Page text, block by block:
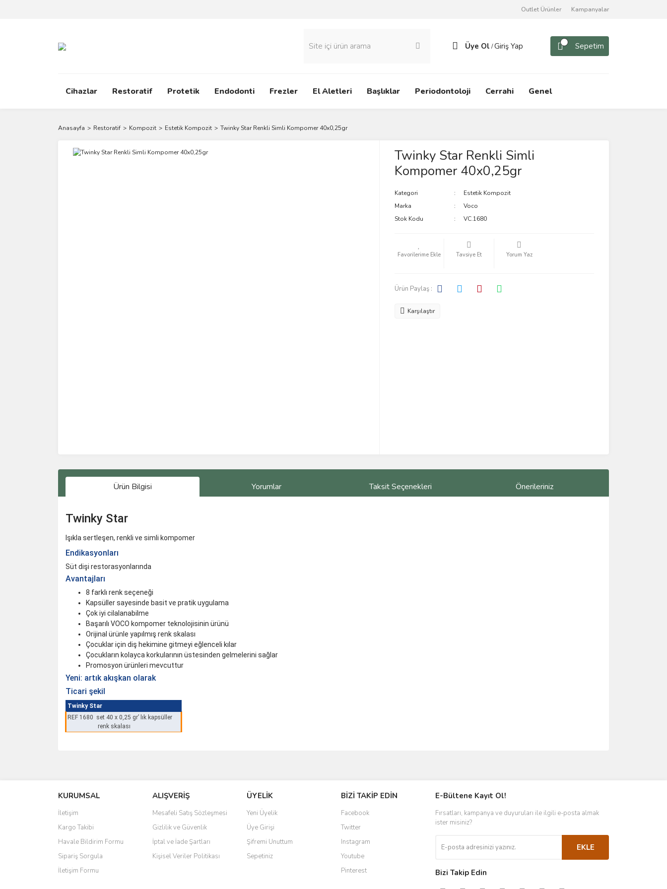
Outlet Ürünler Kampanyalar
Üye Ol /Giriş Yap Sepetim
Cihazlar Restoratif Protetik Endodonti Frezler El Aletleri Başlıklar Periodontoloji Cerrahi Genel
Anasayfa Restoratif Kompozit Estetik Kompozit Twinky Star Renkli Simli Kompomer 40x0,25gr
Twinky Star Renkli Simli
Kompomer 40x0,25gr
Kategori
Estetik Kompozit
Marka
Voco
Stok Kodu
VC.1680
Tavsiye Et Yorum Yaz
Ürün Paylaş :
Karşılaştır
Ürün Bilgisi Yorumlar Taksit Seçenekleri Önerileriniz
Twinky Star
Işıkla sertleşen, renkli ve simli kompomer
Endikasyonları
Süt dişi restorasyonlarında
Avantajları
8 farklı renk seçeneği
Kapsüller sayesinde basit ve pratik uygulama
Çok iyi cilalanabilme
Başarılı VOCO kompomer teknolojisinin ürünü
Orijinal ürünle yapılmış renk skalası
Çocuklar için diş hekimine gitmeyi eğlenceli kılar
Çocukların kolayca korkularının üstesinden gelmelerini sağlar
Promosyon ürünleri mevcuttur
Yeni: artık akışkan olarak
Ticari şekil
Twinky Star
REF 1680 set 40 x 0,25 gr’ lık kapsüller
renk skalası
Ürün resmi kalitesiz, bozuk veya görüntülenemiyor.
Ürün açıklamasında eksik bilgiler bulunuyor.
Ürün bilgilerinde hatalar bulunuyor.
Ürün fiyatı diğer sitelerden daha pahalı.
Bu ürüne benzer farklı alternatifler olmalı.
KURUMSAL
İletişim
Kargo Takibi
Havale Bildirim Formu
Sipariş Sorgula
İletişim Formu
ALIŞVERİŞ
Mesafeli Satış Sözleşmesi
Gizlilik ve Güvenlik
İptal ve İade Şartları
Kişisel Veriler Politikası
ÜYELİK
Yeni Üyelik
Üye Girişi
Şifremi Unuttum
Sepetiniz
BİZİ TAKİP EDİN
Facebook
Twitter
Instagram
Youtube
Pinterest
E-Bültene Kayıt Ol!
Fırsatları, kampanya ve duyuruları ile ilgili e-posta almak
ister misiniz?
EKLE
Bizi Takip Edin